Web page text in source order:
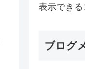
表示できる
ブログ